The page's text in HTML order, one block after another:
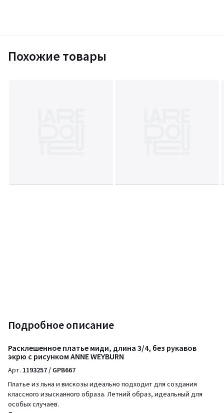
Похожие товары
Подробное описание
Расклешенное платье миди, длина 3/4, без рукавов
экрю с рисунком ANNE WEYBURN
Арт. 1193257 / GPB667
Платье из льна и вискозы идеально подходит для создания
классного изысканного образа. Летний образ, идеальный для
особых случаев.